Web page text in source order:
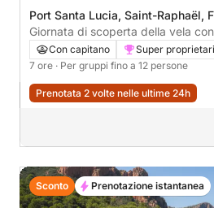
Port Santa Lucia, Saint-Raphaël,
Giornata di scoperta della vela
Raphaël
Con capitano Super
7 ore · Per gruppi fino a 12 persone
Prenotata 2 volte nelle ultime 24h
Sconto Prenotazione istantanea